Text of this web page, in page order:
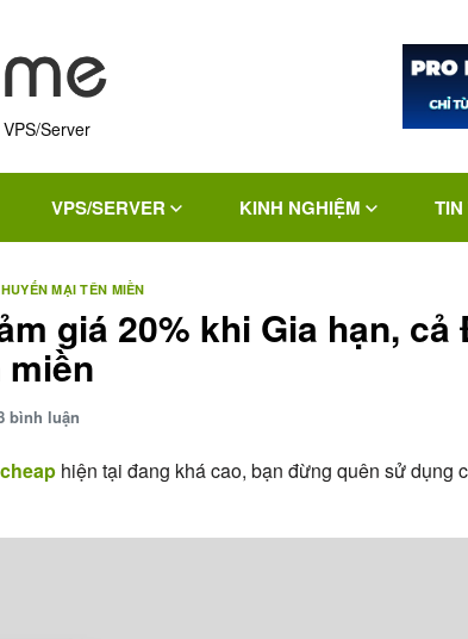
Server
VPS/SERVER KINH NGHIỆM
MẠI TÊN MIỀN
giá 20% khi Gia hạn,
miền
bình luận
hiện tại đang khá cao, bạn đừng quên sử dụng